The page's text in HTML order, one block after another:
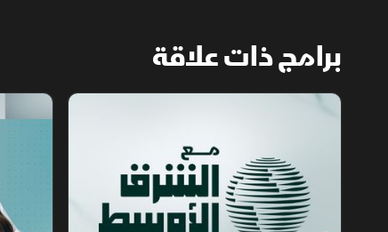
برامج ذات علاقة
مع الشرق الأوسط الخبر الآخر